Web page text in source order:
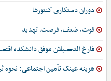
دوران دستکاری کنتورها
قوت، ضعف، فرصت، تهدید
فارغ التحصیلان موفق دانشکده
هزینه عینک تأمین اجتماعی: نحوه